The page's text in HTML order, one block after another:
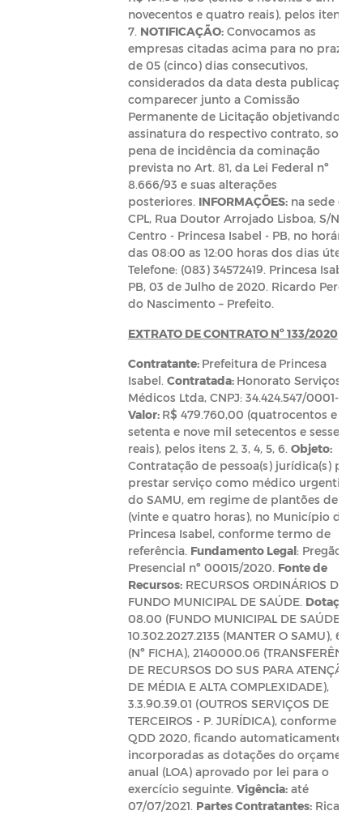
novecentos e quatro reais), pelos itens 1,
7. NOTIFICAÇÃO:Convocamos as
empresas citadas acima para no prazo
de 05 (cinco) dias consecutivos,
considerados da data desta publicação,
comparecer junto a Comissão
Permanente de Licitação objetivando a
assinatura do respectivo contrato, sob
pena de incidência da cominação
prevista no Art. 81, da Lei Federal nº
8.666/93 e suas alterações
posteriores. INFORMAÇÕES:na sede da
CPL, Rua Doutor Arrojado Lisboa, S/N -
Centro - Princesa Isabel - PB, no horário
das 08:00 as 12:00 horas dos dias úteis.
Telefone: (083) 34572419. Princesa Isabel -
PB, 03 de Julho de 2020. Ricardo Pereira
do Nascimento – Prefeito.
EXTRATO DE CONTRATO Nº 133/2020
Contratante: Prefeitura de Princesa
Isabel. Contratada: Honorato Serviços
Médicos Ltda, CNPJ: 34.424.547/0001-36.
Valor: R$ 479.760,00 (quatrocentos e
setenta e nove mil setecentos e sessenta
reais), pelos itens 2, 3, 4, 5, 6. Objeto:
Contratação de pessoa(s) jurídica(s) para
prestar serviço como médico urgentista
do SAMU, em regime de plantões de 24h
(vinte e quatro horas), no Município de
Princesa Isabel, conforme termo de
referência. Fundamento Legal: Pregão
Presencial nº 00015/2020. Fonte de
Recursos:RECURSOS ORDINÁRIOS DO
FUNDO MUNICIPAL DE SAÚDE. Dotação:
08.00 (FUNDO MUNICIPAL DE SAÚDE);
10.302.2027.2135 (MANTER O SAMU), 606
(Nº FICHA), 2140000.06 (TRANSFERÊNCIA
DE RECURSOS DO SUS PARA ATENÇÃO
DE MÉDIA E ALTA COMPLEXIDADE),
3.3.90.39.01 (OUTROS SERVIÇOS DE
TERCEIROS - P. JURÍDICA), conforme
QDD 2020, ficando automaticamente
incorporadas as dotações do orçamento
anual (LOA) aprovado por lei para o
exercício seguinte. Vigência:até
07/07/2021. Partes Contratantes:Ricardo